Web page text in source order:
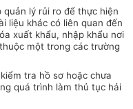
lý rủi ro để thực hiện
liệu khác có liên quan đến
xuất khẩu, nhập khẩu nơi
một trong các trường
tra hồ sơ hoặc chưa
quá trình làm thủ tục hải